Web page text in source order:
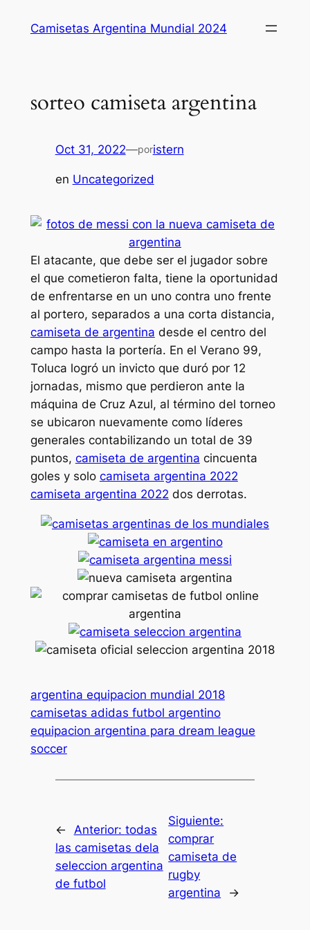
Camisetas Argentina Mundial 2024
sorteo camiseta argentina
Oct 31, 2022—poristern
en Uncategorized
El atacante, que debe ser el jugador sobre
el que cometieron falta, tiene la oportunidad
de enfrentarse en un uno contra uno frente
al portero, separados a una corta distancia,
camiseta de argentina desde el centro del
campo hasta la portería. En el Verano 99,
Toluca logró un invicto que duró por 12
jornadas, mismo que perdieron ante la
máquina de Cruz Azul, al término del torneo
se ubicaron nuevamente como líderes
generales contabilizando un total de 39
puntos, camiseta de argentina cincuenta
goles y solo camiseta argentina 2022
camiseta argentina 2022 dos derrotas.
argentina equipacion mundial 2018
camisetas adidas futbol argentino
equipacion argentina para dream league
soccer
← Anterior: todas
las camisetas dela
seleccion argentina
de futbol
Siguiente:
comprar
camiseta de
rugby
argentina
→